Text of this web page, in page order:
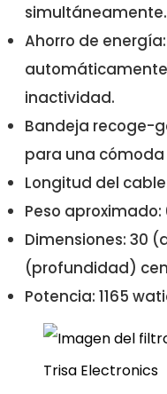
simultáneamente.
Ahorro de
automáticamente
inactividad.
Bandeja recoge-
para una cómoda
Longitud del
Peso
Dimensiones: 30
(profundidad)
Potencia: 1165